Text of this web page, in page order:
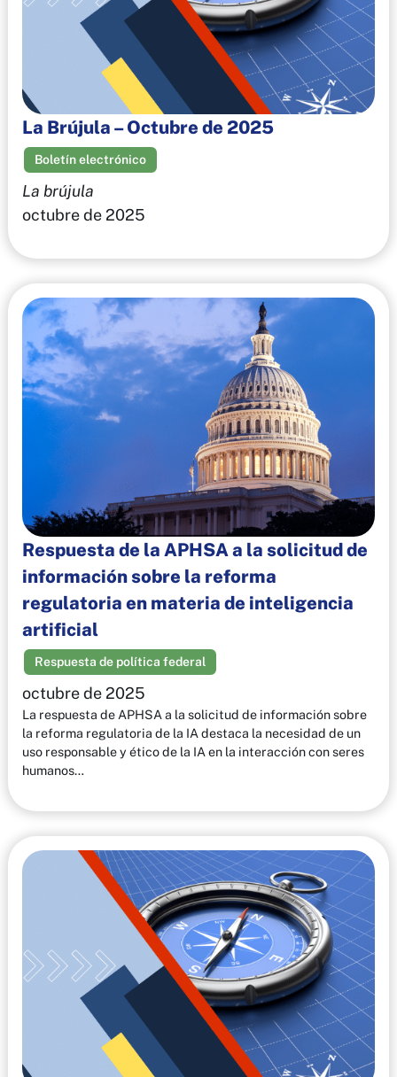
La Brújula – Octubre de 2025
Boletín electrónico
La brújula
octubre de 2025
Respuesta de la APHSA a la solicitud de
información sobre la reforma
regulatoria en materia de inteligencia
artificial
Respuesta de política federal
octubre de 2025
La respuesta de APHSA a la solicitud de información sobre
la reforma regulatoria de la IA destaca la necesidad de un
uso responsable y ético de la IA en la interacción con seres
humanos…